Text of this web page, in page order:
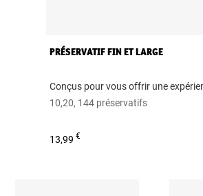
PRÉSERVATIF FIN ET LARGE
Conçus pour vous offrir une
10,20, 144 préservatifs
13,99€